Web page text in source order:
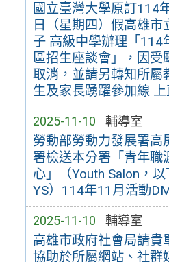
國立臺灣大學原訂114
日（星期四）假高雄市
子 高級中學辦理「114
區招生座談會」，因受
取消，並請另轉知所屬
生及家長踴躍參加線
2025-11-10 輔導室
勞動部勞動力發展署高
署檢送本分署「青年職
心」（Youth Salon，
YS）114年11月活動
2025-11-10 輔導室
高雄市政府社會局請貴
協助於所屬網站、社群